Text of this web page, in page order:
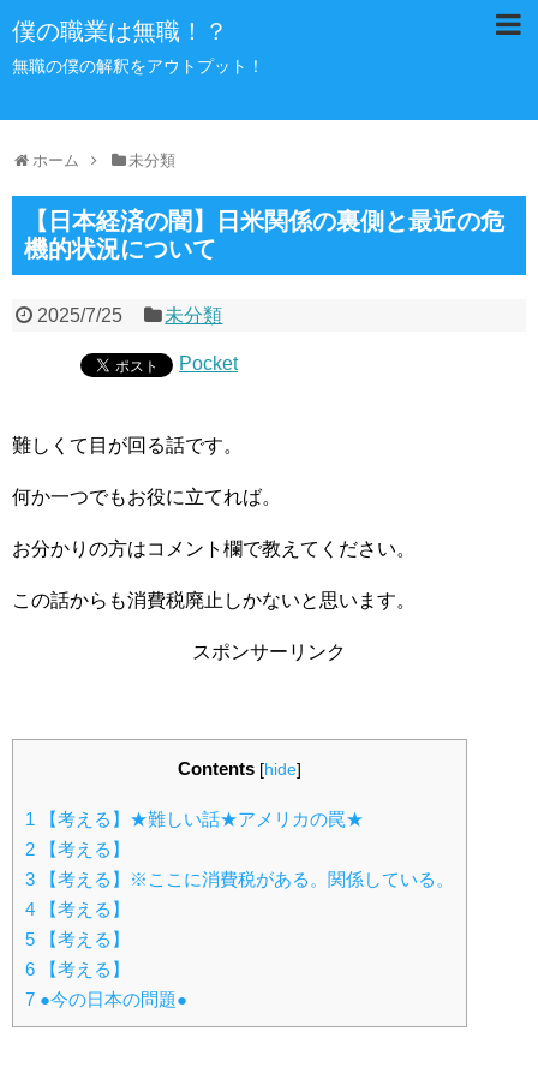
僕の職業は無職！？
無職の僕の解釈をアウトプット！
ホーム 未分類
【日本経済の闇】日米関係の裏側と最近の危
機的状況について
2025/7/25 未分類
Pocket
難しくて目が回る話です。
何か一つでもお役に立てれば。
お分かりの方はコメント欄で教えてください。
この話からも消費税廃止しかないと思います。
スポンサーリンク
Contents [hide]
1 【考える】★難しい話★アメリカの罠★
2 【考える】
3 【考える】※ここに消費税がある。関係している。
4 【考える】
5 【考える】
6 【考える】
7 ●今の日本の問題●